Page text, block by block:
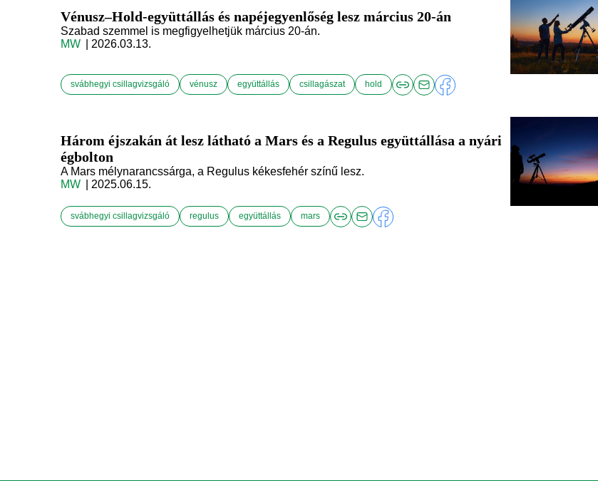
Vénusz–Hold-együttállás és napéjegyenlőség lesz március 20-án
Szabad szemmel is megfigyelhetjük március 20-án.
MW
| 2026.03.13.
svábhegyi csillagvizsgáló vénusz együttállás csillagászat hold
Három éjszakán át lesz látható a Mars és a Regulus együttállása a nyári
égbolton
A Mars mélynarancssárga, a Regulus kékesfehér színű lesz.
MW
| 2025.06.15.
svábhegyi csillagvizsgáló regulus együttállás mars